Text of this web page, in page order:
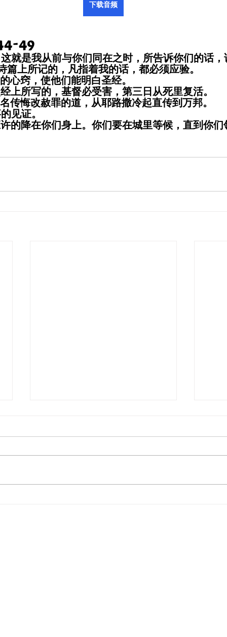
下载音频
49
就是我从前与你们同在之时，所告诉你们的话
篇上所记的，凡指着我的话，都必须应验。
心窍，使他们能明白圣经。
上所写的，基督必受害，第三日从死里复活。
传悔改赦罪的道，从耶路撒冷起直传到万邦。
见证。
的降在你们身上。你们要在城里等候，直到你